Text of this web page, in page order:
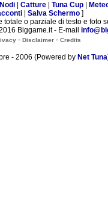
Nodi Catture Tuna Cup
| Salva Schermo]
o parziale di testo e foto
Biggame.it - E-mail
- Disclaimer - Credits
- 2006 (Powered by Net Tuna